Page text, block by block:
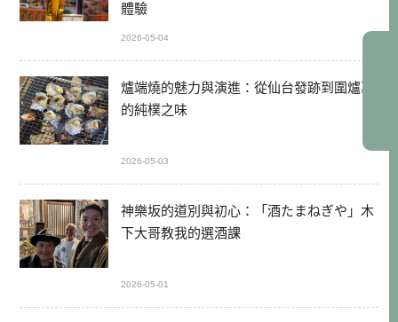
體驗
2026-05-04
爐端燒的魅力與演進：從仙台發跡到圍爐裏
的純樸之味
2026-05-03
神樂坂的道別與初心：「酒たまねぎや」木
下大哥教我的選酒課
2026-05-01